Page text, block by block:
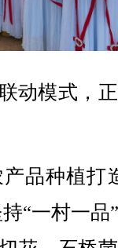
模式，
品种植打
“一村一品